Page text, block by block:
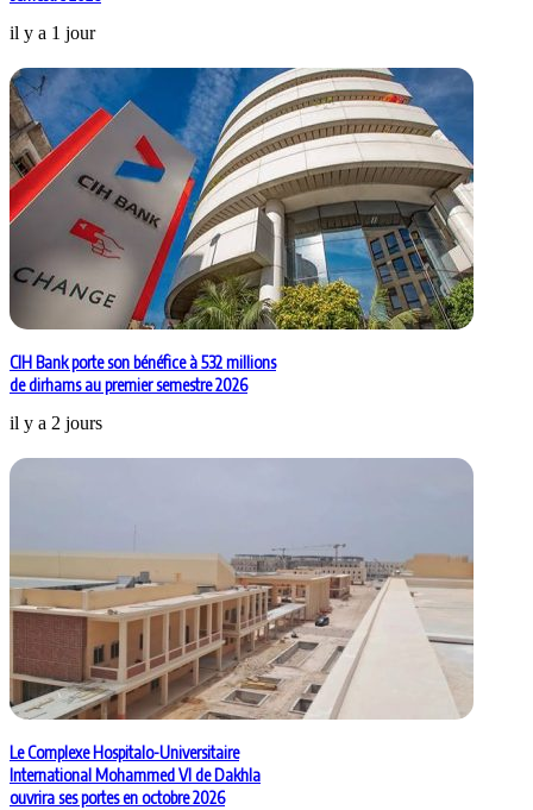
il y a 1 jour
CIH Bank porte son bénéfice à 532 millions
de dirhams au premier semestre 2026
il y a 2 jours
Le Complexe Hospitalo-Universitaire
International Mohammed VI de Dakhla
ouvrira ses portes en octobre 2026